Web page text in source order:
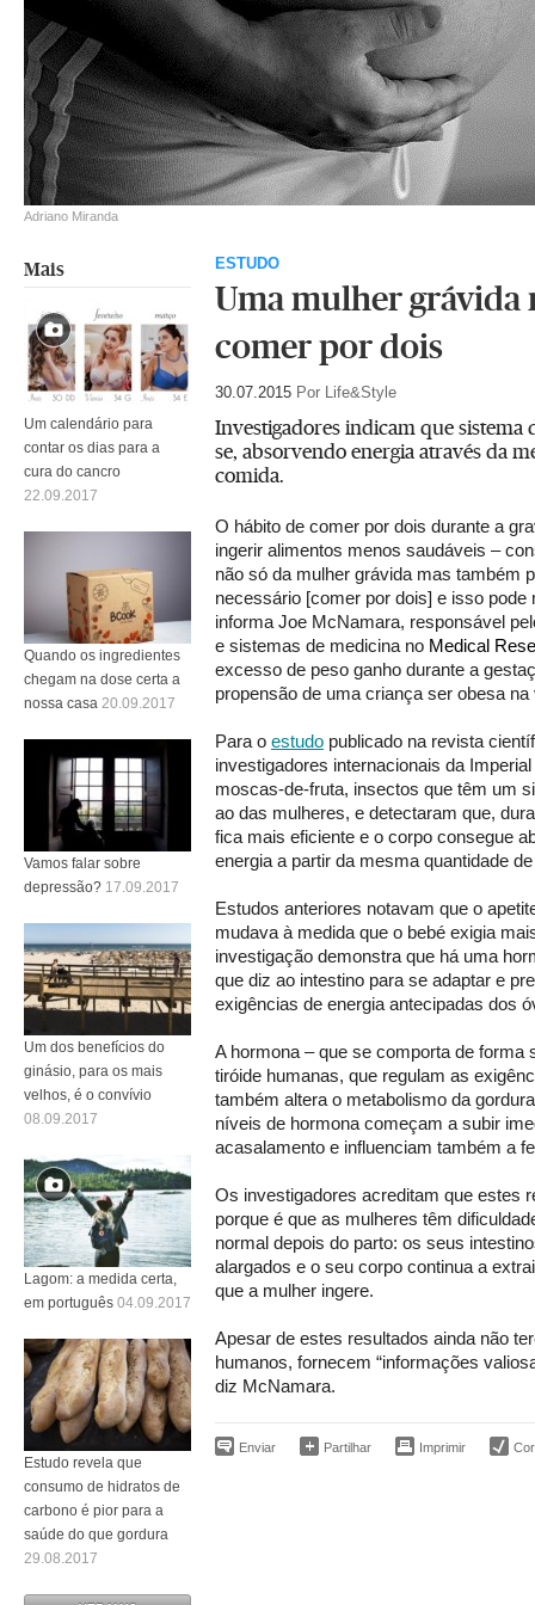
Adriano Miranda
ESTUDO
Uma mulher grávida
comer por dois
30.07.2015 Por Life&Style
Investigadores indicam que sistema
se, absorvendo energia através da
comida.
O hábito de comer por dois durante a
ingerir alimentos menos saudáveis –
não só da mulher grávida mas também
necessário [comer por dois] e isso pode
informa Joe McNamara, responsável
e sistemas de medicina no Medical
excesso de peso ganho durante a
propensão de uma criança ser obesa na
Para o estudo publicado na revista
investigadores internacionais da
moscas-de-fruta, insectos que têm um
ao das mulheres, e detectaram que,
fica mais eficiente e o corpo consegue
energia a partir da mesma quantidade
Estudos anteriores notavam que o
mudava à medida que o bebé exigia
investigação demonstra que há uma
que diz ao intestino para se adaptar e
exigências de energia antecipadas dos
A hormona – que se comporta de forma
tiróide humanas, que regulam as
também altera o metabolismo da
níveis de hormona começam a subir
acasalamento e influenciam também a
Os investigadores acreditam que estes
porque é que as mulheres têm
normal depois do parto: os seus
alargados e o seu corpo continua a
que a mulher ingere.
Apesar de estes resultados ainda não
humanos, fornecem “informações
diz McNamara.
Enviar Partilhar Imprimir
Mais
Um calendário para
contar os dias para a
cura do cancro
22.09.2017
Quando os ingredientes
chegam na dose certa a
nossa casa 20.09.2017
Vamos falar sobre
depressão? 17.09.2017
Um dos benefícios do
ginásio, para os mais
velhos, é o convívio
08.09.2017
Lagom: a medida certa,
em português 04.09.2017
Estudo revela que
consumo de hidratos de
carbono é pior para a
saúde do que gordura
29.08.2017